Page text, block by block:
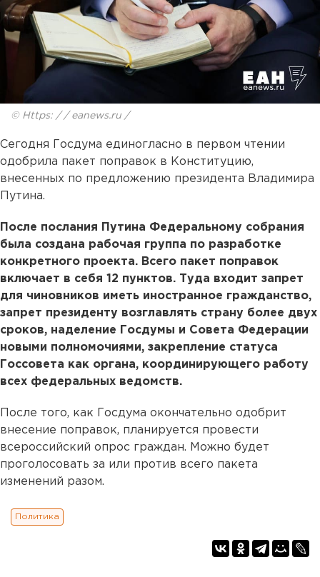
© Https: / / eanews.ru /
Сегодня Госдума единогласно в первом чтении
одобрила пакет поправок в Конституцию,
внесенных по предложению президента Владимира
Путина.
После послания Путина Федеральному собрания
была создана рабочая группа по разработке
конкретного проекта. Всего пакет поправок
включает в себя 12 пунктов. Туда входит запрет
для чиновников иметь иностранное гражданство,
запрет президенту возглавлять страну более двух
сроков, наделение Госдумы и Совета Федерации
новыми полномочиями, закрепление статуса
Госсовета как органа, координирующего работу
всех федеральных ведомств.
После того, как Госдума окончательно одобрит
внесение поправок, планируется провести
всероссийский опрос граждан. Можно будет
проголосовать за или против всего пакета
изменений разом.
Политика